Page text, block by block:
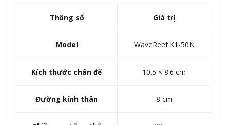
Thông số Giá trị
Model WaveReef K1-50N
Kích thước chân đế 10.5 × 8.6 cm
Đường kính thân 8 cm